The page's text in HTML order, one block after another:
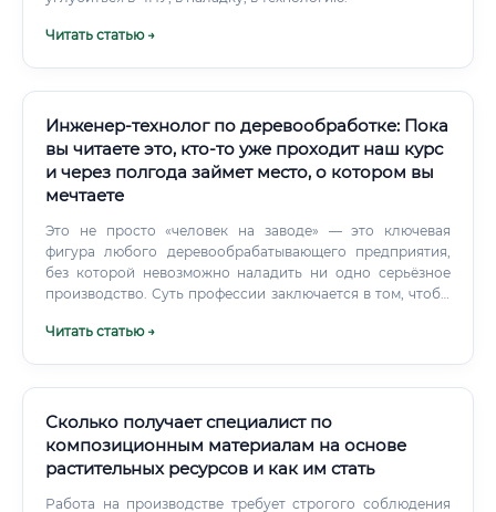
Читать статью →
Инженер-технолог по деревообработке: Пока
вы читаете это, кто-то уже проходит наш курс
и через полгода займет место, о котором вы
мечтаете
Это не просто «человек на заводе» — это ключевая
фигура любого деревообрабатывающего предприятия,
без которой невозможно наладить ни одно серьёзное
производство. Суть профессии заключается в том, чтобы
технологические процессы обработки древесины — от
Читать статью →
Сколько получает специалист по
композиционным материалам на основе
растительных ресурсов и как им стать
Работа на производстве требует строгого соблюдения